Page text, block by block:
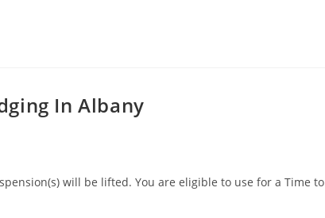
In Albany
will be lifted. You are eligible to use for a Time to